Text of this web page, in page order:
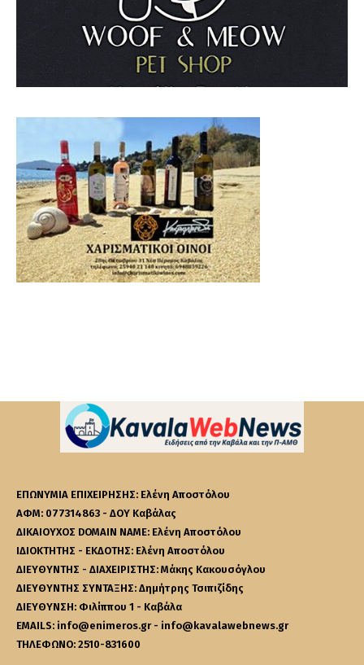
ΕΠΩΝΥΜΙΑ ΕΠΙΧΕΙΡΗΣΗΣ: Ελένη Αποστόλου
ΑΦΜ: 077314863 - ΔΟΥ Καβάλας
ΔΙΚΑΙΟΥΧΟΣ DOMAIN NAME: Ελένη Αποστόλου
ΙΔΙΟΚΤΗΤΗΣ - ΕΚΔΟΤΗΣ: Ελένη Αποστόλου
ΔΙΕΥΘΥΝΤΗΣ - ΔΙΑΧΕΙΡΙΣΤΗΣ: Μάκης Κακουσόγλου
ΔΙΕΥΘΥΝΤΗΣ ΣΥΝΤΑΞΗΣ: Δημήτρης Τσιπιζίδης
ΔΙΕΥΘΥΝΣΗ: Φιλίππου 1 - Καβάλα
EMAILS: info@enimeros.gr - info@kavalawebnews.gr
ΤΗΛΕΦΩΝΟ: 2510-831600